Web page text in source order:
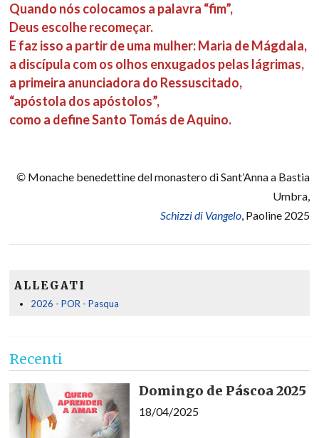
Quando nós colocamos a palavra “fim”,
Deus escolhe recomeçar.
E faz isso a partir de uma mulher: Maria de Mágdala,
a discípula com os olhos enxugados pelas lágrimas,
a primeira anunciadora do Ressuscitado,
“apóstola dos apóstolos”,
como a define Santo Tomás de Aquino.
© Monache benedettine del monastero di Sant’Anna a Bastia
Umbra,
Schizzi di Vangelo, Paoline 2025
ALLEGATI
2026 - POR - Pasqua
Recenti
Domingo de Páscoa 2025
18/04/2025